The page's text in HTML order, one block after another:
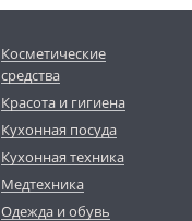
Косметические
средства
Красота и гигиена
Кухонная посуда
Кухонная техника
Медтехника
Одежда и обувь